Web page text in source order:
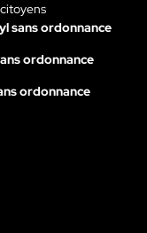
sans ordonnance
ordonnance
ordonnance